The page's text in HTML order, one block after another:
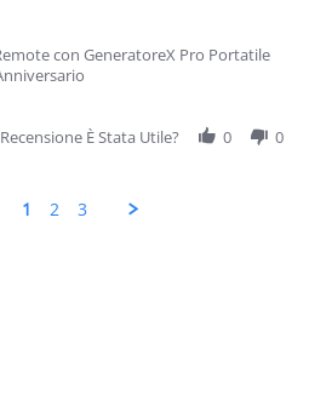
T. on 4 Jun 2026
con GeneratoreX Pro Portatile
È Stata Utile? 0 0
1 2 3